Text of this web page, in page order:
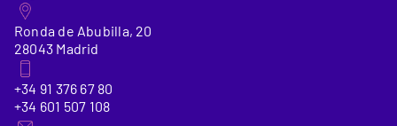
Ronda de Abubilla, 20
28043 Madrid
+34 91 376 67 80
+34 601 507 108